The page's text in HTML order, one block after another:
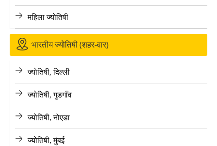
महिला ज्योतिषी
भारतीय ज्योतिषी (शहर-वार)
ज्योतिषी, दिल्ली
ज्योतिषी, गुडगाँव
ज्योतिषी, नोएडा
ज्योतिषी, मुंबई